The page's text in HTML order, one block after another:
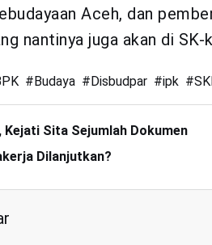
Aceh, dan
nantinya juga akan di
# Budaya # Disbudpar #ipk #
Kejati Sita Sejumlah Dokumen
Dilanjutkan?